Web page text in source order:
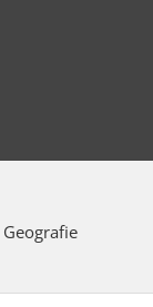
Geografie